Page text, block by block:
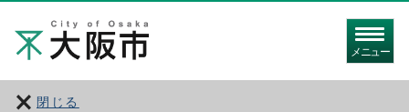
メニュー
閉じる